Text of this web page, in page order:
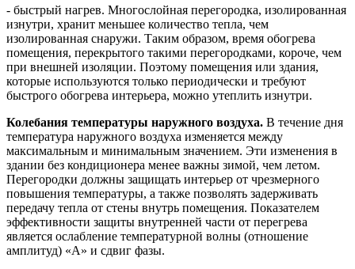
- быстрый нагрев. Многослойная перегородка, изолированная
изнутри, хранит меньшее количество тепла, чем
изолированная снаружи. Таким образом, время обогрева
помещения, перекрытого такими перегородками, короче, чем
при внешней изоляции. Поэтому помещения или здания,
которые используются только периодически и требуют
быстрого обогрева интерьера, можно утеплить изнутри.
Колебания температуры наружного воздуха. В течение дня
температура наружного воздуха изменяется между
максимальным и минимальным значением. Эти изменения в
здании без кондиционера менее важны зимой, чем летом.
Перегородки должны защищать интерьер от чрезмерного
повышения температуры, а также позволять задерживать
передачу тепла от стены внутрь помещения. Показателем
эффективности защиты внутренней части от перегрева
является ослабление температурной волны (отношение
амплитуд) «A» и сдвиг фазы.